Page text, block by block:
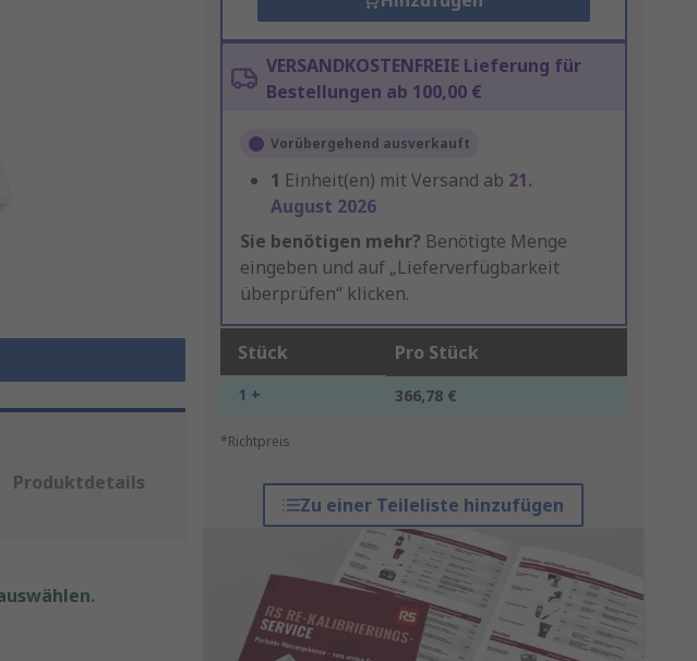
VERSANDKOSTENFREIE Lieferung für
Bestellungen ab 100,00 €
Vorübergehend ausverkauft
1 Einheit(en) mit Versand ab 21.
August 2026
Sie benötigen mehr? Benötigte Menge
eingeben und auf „Lieferverfügbarkeit
überprüfen“ klicken.
Stück Pro Stück
1 + 366,78 €
*Richtpreis
Zu einer Teileliste hinzufügen
Produktdetails